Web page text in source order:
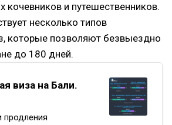
кочевников и путешественников.
несколько типов
которые позволяют безвыездно
до 180 дней.
виза на Бали.
продления